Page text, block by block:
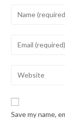
Enter
to
Enter
address
comment
Enter
website
URL
Save my name,